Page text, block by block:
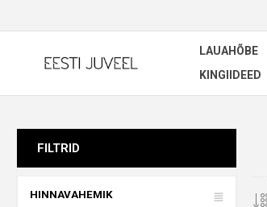
LAUAHÕBE
KINGIIDEED
FILTRID
HINNAVAHEMIK